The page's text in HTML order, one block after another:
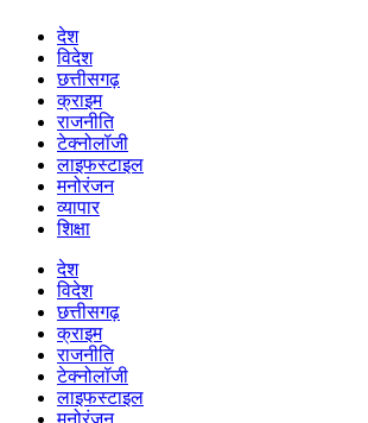
देश
विदेश
छत्तीसगढ़
क्राइम
राजनीति
टेक्नोलॉजी
लाइफस्टाइल
मनोरंजन
व्यापार
शिक्षा
देश
विदेश
छत्तीसगढ़
क्राइम
राजनीति
टेक्नोलॉजी
लाइफस्टाइल
मनोरंजन